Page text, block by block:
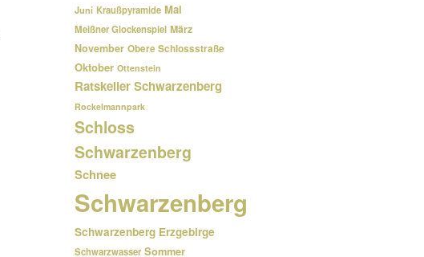
Juni Kraußpyramide Mai
Meißner Glockenspiel März
November Obere Schlossstraße
Oktober Ottenstein
Ratskeller Schwarzenberg
Rockelmannpark
Schloss
Schwarzenberg
Schnee
Schwarzenberg
Schwarzenberg Erzgebirge
Schwarzwasser Sommer